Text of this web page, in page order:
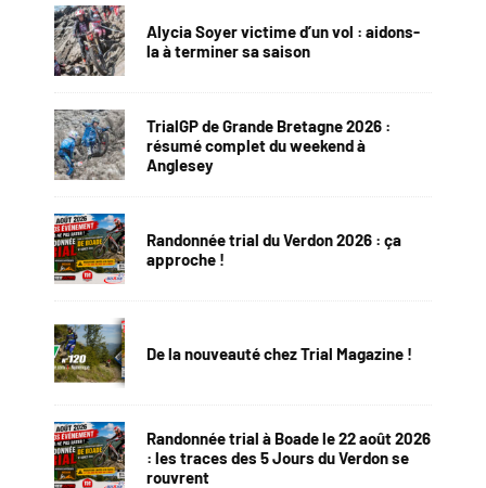
Alycia Soyer victime d’un vol : aidons-
la à terminer sa saison
TrialGP de Grande Bretagne 2026 :
résumé complet du weekend à
Anglesey
Randonnée trial du Verdon 2026 : ça
approche !
De la nouveauté chez Trial Magazine !
Randonnée trial à Boade le 22 août 2026
: les traces des 5 Jours du Verdon se
rouvrent